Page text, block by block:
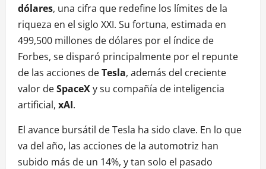
dólares, una cifra que redefine los límites de la
riqueza en el siglo XXI. Su fortuna, estimada en
499,500 millones de dólares por el índice de
Forbes, se disparó principalmente por el repunte
de las acciones deTesla, además del creciente
valor deSpaceXy su compañía de inteligencia
artificial, xAI.
El avance bursátil de Tesla ha sido clave. En lo que
va del año, las acciones de la automotriz han
subido más de un 14%, y tan solo el pasado